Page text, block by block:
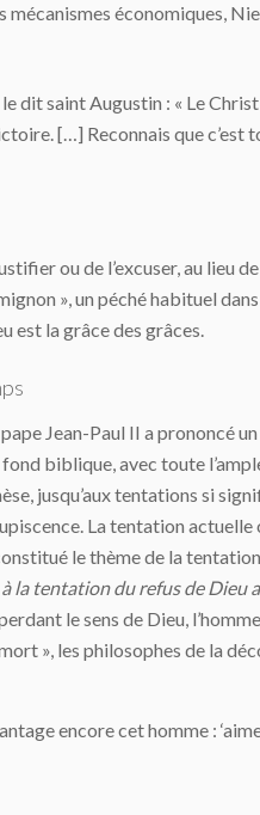
mécanismes économiques,
dit saint Augustin : « Le
[…] Reconnais que c’est
ou de l’excuser, au lieu
», un péché habituel
est la grâce des grâces.
Jean-Paul II a prononcé
fond biblique, avec toute
jusqu’aux tentations si
La tentation
le thème de la
la tentation du refus de Dieu
le sens de Dieu,
», les philosophes de la
encore cet homme :